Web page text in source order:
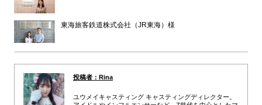
東海旅客鉄道株式会社（JR東海）様
投稿者：Rina
ユウメイキャスティング キャスティングディレクター。